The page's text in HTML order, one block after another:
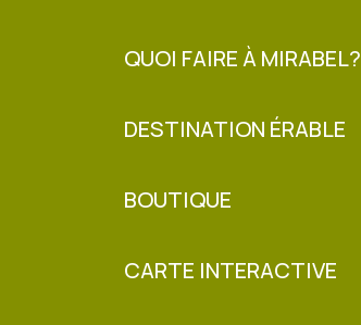
QUOI FAIRE À MIRABEL?
DESTINATION ÉRABLE
BOUTIQUE
CARTE INTERACTIVE